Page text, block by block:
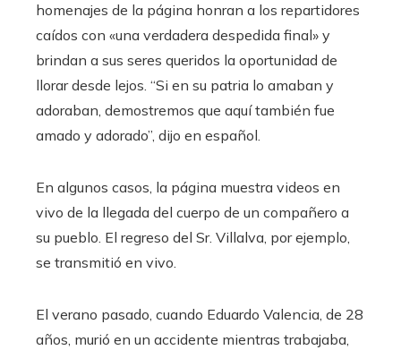
homenajes de la página honran a los repartidores
caídos con «una verdadera despedida final» y
brindan a sus seres queridos la oportunidad de
llorar desde lejos. “Si en su patria lo amaban y
adoraban, demostremos que aquí también fue
amado y adorado”, dijo en español.
En algunos casos, la página muestra videos en
vivo de la llegada del cuerpo de un compañero a
su pueblo. El regreso del Sr. Villalva, por ejemplo,
se transmitió en vivo.
El verano pasado, cuando Eduardo Valencia, de 28
años, murió en un accidente mientras trabajaba,